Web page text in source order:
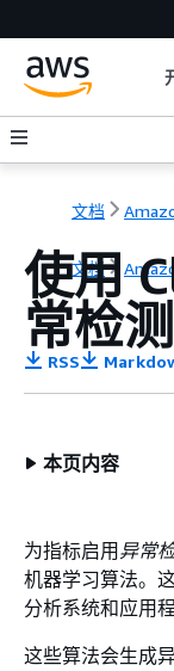
文档
文档
使用
常检测
RSS
本页内容
为指标启用 异常
机器学习算法。
分析系统和应用
这些算法会生成